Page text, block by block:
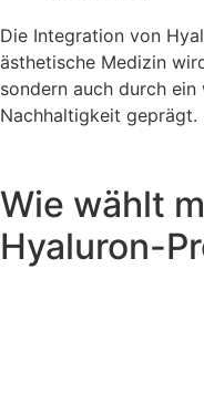
Die Integration von
ästhetische Medizin
sondern auch durch
Nachhaltigkeit geprägt.
Wie wählt
Hyaluron-